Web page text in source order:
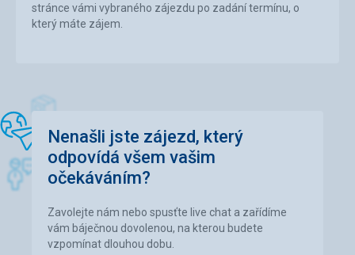
stránce vámi vybraného zájezdu po zadání termínu, o
který máte zájem.
Nenašli jste zájezd, který
odpovídá všem vašim
očekáváním?
Zavolejte nám nebo spusťte live chat a zařídíme
vám báječnou dovolenou, na kterou budete
vzpomínat dlouhou dobu.